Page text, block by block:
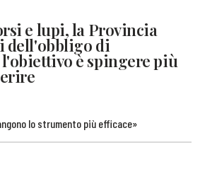
e lupi, la Provincia
dell'obbligo di
è spingere più
lo strumento più efficace»